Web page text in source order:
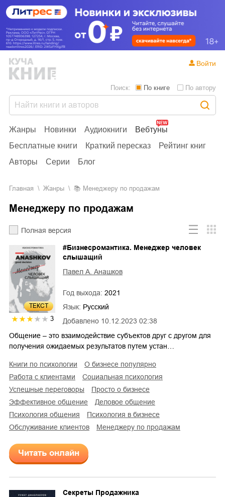
Жанры Новинки Аудиокниги
Вебтуны
Бесплатные книги
Краткий пересказ
Рейтинг книг
Авторы
Серии Блог
Поиск: По книге По автору
Войти
Главная Жанры Менеджеру по продажам
Менеджеру по продажам
Полная версия
ТЕКСТ
3 Добавлено 10.12.2023 02:38
#Бизнесромантика. Менеджер человек
слышащий
Павел А. Анашков
Год выхода: 2021
Язык: Русский
Общение – это взаимодействие субъектов друг с другом для
получения ожидаемых результатов путем устан…
книги по психологии
о бизнесе популярно
работа с клиентами
социальная психология
успешные переговоры
просто о бизнесе
эффективное общение
деловое общение
психология общения
психология в бизнесе
обслуживание клиентов
менеджеру по продажам
Читать онлайн
Секреты Продажника